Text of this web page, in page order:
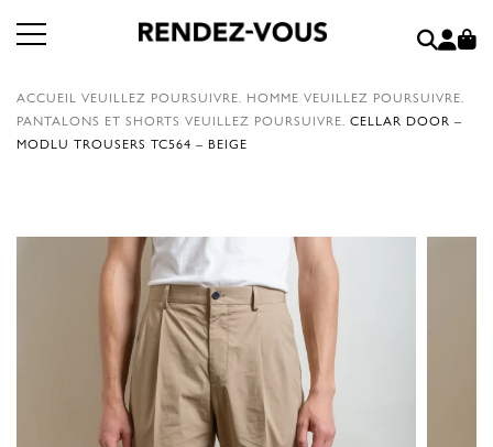
ACCUEIL VEUILLEZ POURSUIVRE. HOMME VEUILLEZ POURSUIVRE.
PANTALONS ET SHORTS VEUILLEZ POURSUIVRE. CELLAR DOOR –
MODLU TROUSERS TC564 – BEIGE